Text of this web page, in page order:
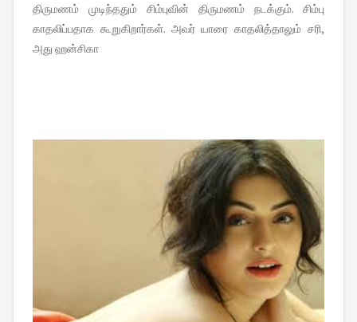
திருமணம் முடிந்ததும் சிம்புவின் திருமணம் நடக்கும். சிம்பு
காதலிப்பதாக கூறுகிறார்கள். அவர் யாரை காதலித்தாலும் சரி,
அது ஹன்சிகா